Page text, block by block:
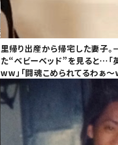
里帰り出産から帰宅した妻子
た“ベビーベッド”を見ると…
ww」「闘魂こめられてるわぁ～